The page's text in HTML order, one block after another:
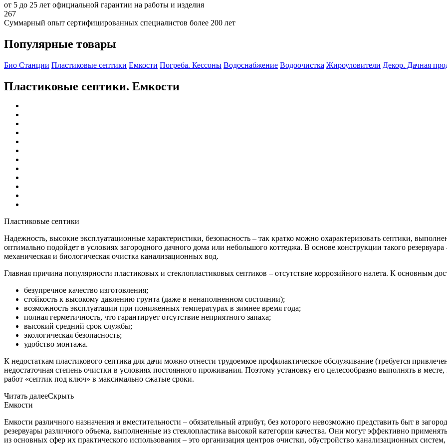
от 5 до 25 лет официальной гарантии на работы и изделия
267
Суммарный опыт сертифицированных специалистов более 200 лет
Популярные товары
Био Станции Пластиковые септики Емкости Погреба. Кессоны Водоснабжение Водоочистка Жироуловители Декор. Дачная
Пластиковые септики. Емкости
Пластиковые септики
Надежность, высокие эксплуатационные характеристики, безопасность – так кратко можно охарактеризовать септики,
оптимально подойдет в условиях загородного дачного дома или небольшого коттеджа. В основе конструкции такого резервуара
механическая и биологическая очистка канализационных вод.
Главная причина популярности пластиковых и стеклопластиковых септиков – отсутствие коррозийного налета. К основным
безупречное качество изготовления;
стойкость к высокому давлению грунта (даже в ненаполненном состоянии);
возможность эксплуатации при пониженных температурах в зимнее время года;
полная герметичность, что гарантирует отсутствие неприятного запаха;
высокий средний срок службы;
экологическая безопасность;
удобство монтажа.
К недостаткам пластикового септика для дачи можно отнести трудоемкое профилактическое обслуживание (требуется
недостаточная степень очистки в условиях постоянного проживания. Поэтому установку его целесообразно выполнять в
работ «септик под ключ» в максимально сжатые сроки.
Читать далееСкрыть
Емкости
Емкости различного назначения и вместительности – обязательный атрибут, без которого невозможно представить быт в
резервуары различного объема, выполненные из стеклопластика высокой категории качества. Они могут эффективно
из основных сфер их практического использования – это организация центров очистки, обустройство канализационных